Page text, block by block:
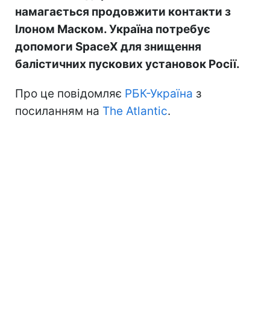
намагається продовжити контакти з
Ілоном Маском. Україна потребує
допомоги SpaceX для знищення
балістичних пускових установок Росії.
Про це повідомляє РБК-Україна з
посиланням на The Atlantic.